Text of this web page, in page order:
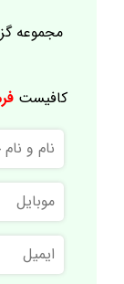
مجموعه
کافیست
نام
و
نام
خانوادگی
موبایل
ایمیل